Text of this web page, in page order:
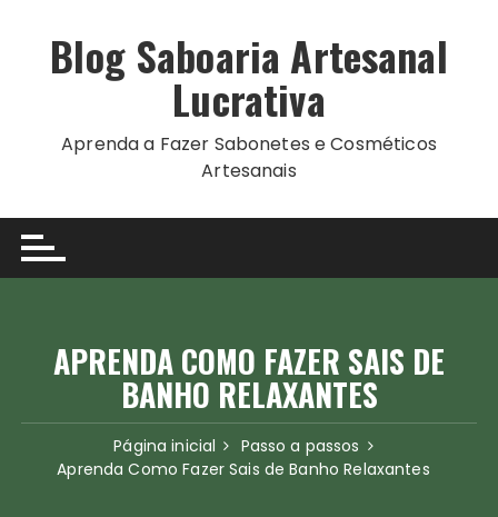
Blog Saboaria Artesanal
Lucrativa
Aprenda a Fazer Sabonetes e Cosméticos
Artesanais
APRENDA COMO FAZER SAIS DE
BANHO RELAXANTES
Página inicial
Passo a passos
Aprenda Como Fazer Sais de Banho Relaxantes